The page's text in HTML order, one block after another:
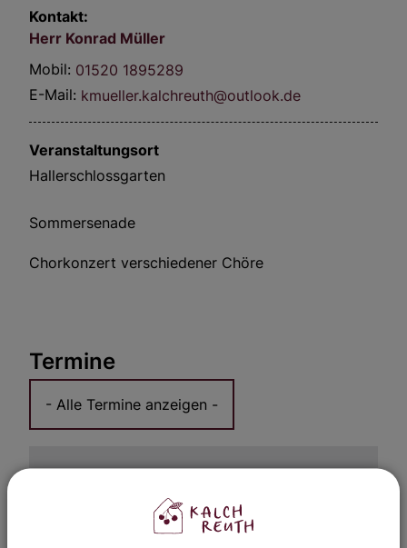
Sommersenade
Chorkonzert verschiedener Chöre
Termine
Kontakt:
Herr Konrad Müller
Mobil: 01520 1895289
E-Mail: kmueller.kalchreuth@outlook.de
Veranstaltungsort
Hallerschlossgarten